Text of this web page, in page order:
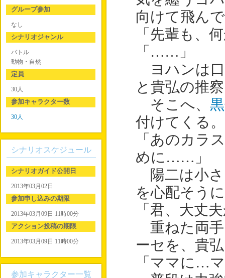
向けて飛ん
「先輩も、
「……」
ヨハンは口
と貴弘の推
そこへ、
付けてくる。
「あのカラ
めに……」
陽二は小さ
を心配そう
「君、大丈
重ねた両手
ーセを、貴
「ママに…
グループ参加
なし
シナリオジャンル
バトル
動物・自然
定員
30人
参加キャラクター数
30人
シナリオスケジュール
シナリオガイド公開日
2013年03月02日
参加申し込みの期限
2013年03月09日 11時00分
アクション投稿の期限
2013年03月09日 11時00分
参加キャラクター一覧